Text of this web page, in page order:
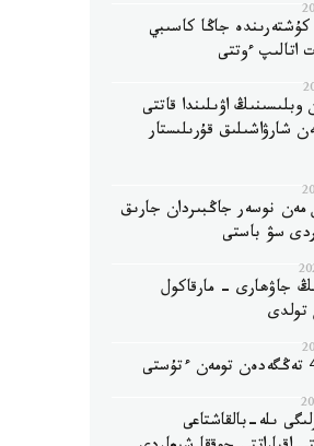
كۇشتەرىندە جاڭا كاسىبي
اتالىپ ءوتتى
اۋىلىندا قاتتى
شارۋاشىلىق قۇرىلىستار
مەن نوسەر جاڭبىردان جارىق
سۋ باستى
جاۋھارى - مارقاكول
ىلە-بالقاشتاعى